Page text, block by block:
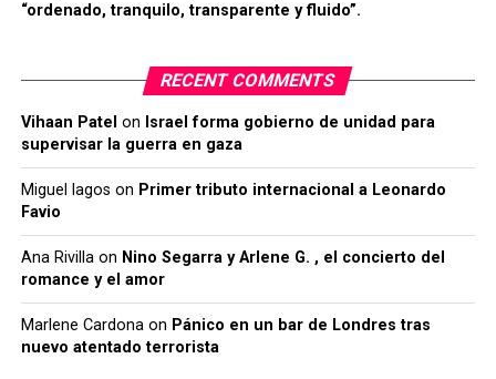
“ordenado, tranquilo, transparente y fluido”.
RECENT COMMENTS
Vihaan Patel on Israel forma gobierno de unidad para
supervisar la guerra en gaza
Miguel lagos on Primer tributo internacional a Leonardo
Favio
Ana Rivillaon Nino Segarra y Arlene G. , el concierto del
romance y el amor
Marlene Cardonaon Pánico en un bar de Londres tras
nuevo atentado terrorista